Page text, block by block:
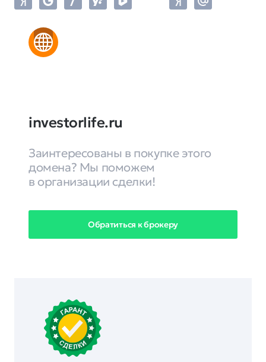
investorlife.ru
Заинтересованы в покупке этого
домена? Мы поможем
в организации сделки!
Обратиться к брокеру